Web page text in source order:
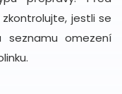
jestli se
seznamu omezení